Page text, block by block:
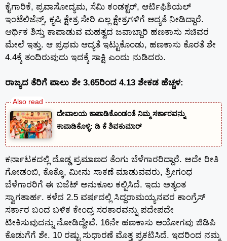
ಕೈಗಾರಿಕೆ, ಪ್ರವಾಸೋದ್ಯಮ, ಸೆಮಿ ಕಂಡಕ್ಟರ್, ಆರ್ಟಿಫಿಶಿಯಲ್
ಇಂಟೆಲಿಜೆನ್ಸ್, ಕೃಷಿ ಕ್ಷೇತ್ರ ಸೇರಿ ಎಲ್ಲ ಕ್ಷೇತ್ರಗಳಿಗೆ ಆದ್ಯತೆ ನೀಡಿದ್ದಾರೆ.
ಆರ್ಥಿಕ ಶಿಸ್ತು ಕಾಪಾಡುವ ಮಹತ್ವದ ಜವಾಬ್ದಾರಿ ಹಣಕಾಸು ಸಚಿವರ
ಮೇಲೆ ಇತ್ತು. ಆ ಪ್ರಥಮ ಆದ್ಯತೆ ಇಟ್ಟುಕೊಂಡು, ಹಣಕಾಸು ಕೊರತೆ ಶೇ
4.4ಕ್ಕೆ ತಂದಿರುವುದು ಇದಕ್ಕೆ ಸಾಕ್ಷಿ ಎಂದು ನುಡಿದರು.
ರಾಜ್ಯದ ತೆರಿಗೆ ಪಾಲು ಶೇ 3.65ರಿಂದ 4.13 ಶೇಕಡ ಹೆಚ್ಚಳ:
ದೇವಾಲಯ ಕಾಪಾಡಿಕೊಂಡಂತೆ ನಿಮ್ಮ ಸರ್ಕಾರವನ್ನು
ಕಾಪಾಡಿಕೊಳ್ಳಿ: ಡಿ ಕೆ ಶಿವಕುಮಾರ್
ಕರ್ನಾಟಕದಲ್ಲಿ ದೊಡ್ಡ ಪ್ರಮಾಣದ ತೆಂಗು ಬೆಳೆಗಾರರಿದ್ದಾರೆ. ಅದೇ ರೀತಿ
ಗೋಡಂಬಿ, ಕೊಕ್ಕೊ, ಮೀನು ಸಾಕಣೆ ಮಾಡುವವರು, ಶ್ರೀಗಂಧ
ಬೆಳೆಗಾರರಿಗೆ ಈ ಬಜೆಟ್ ಅನುಕೂಲ ಕಲ್ಪಿಸಿದೆ. ಇದು ಅತ್ಯಂತ
ಸ್ವಾಗತಾರ್ಹ. ಕಳೆದ 2.5 ವರ್ಷದಲ್ಲಿ ಸಿದ್ದರಾಮಯ್ಯನವರ ಕಾಂಗ್ರೆಸ್
ಸರ್ಕಾರ ಬಂದ ಬಳಿಕ ಕೇಂದ್ರ ಸರಕಾರವನ್ನು ಪದೇಪದೇ
ಟೀಕಿಸುವುದನ್ನು ನೋಡಿದ್ದೇವೆ. 16ನೇ ಹಣಕಾಸು ಆಯೋಗವು ಜಿಡಿಪಿ
ಕೊಡುಗೆಗೆ ಶೇ. 10 ರಷ್ಟು ಸುಧಾರಣೆ ಮೊತ್ತ ಪ್ರಕಟಿಸಿದೆ. ಇದರಿಂದ ನಮ್ಮ